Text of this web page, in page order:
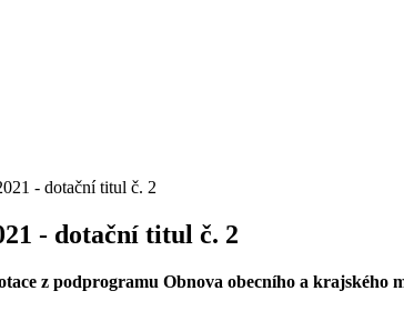
- dotační titul č. 2
- dotační titul č. 2
z podprogramu Obnova obecního a krajského